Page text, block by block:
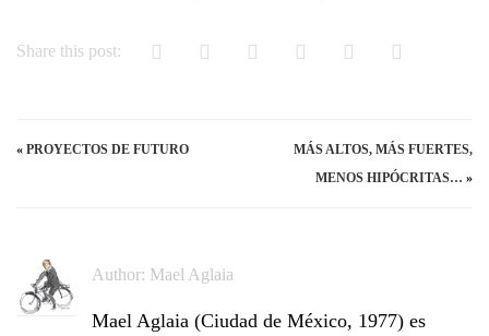
Share this post:
« PROYECTOS DE FUTURO
MÁS ALTOS, MÁS FUERTES,
MENOS HIPÓCRITAS… »
Author: Mael Aglaia
Mael Aglaia (Ciudad de México, 1977) es